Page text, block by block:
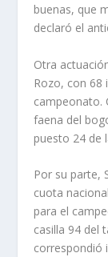
buenas, que
declaró el
Otra
Rozo, con 68
campeonato.
faena del
puesto 24 de
Por su parte,
cuota
para el
casilla 94 del
correspondió